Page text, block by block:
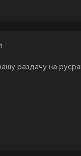
раздачу на